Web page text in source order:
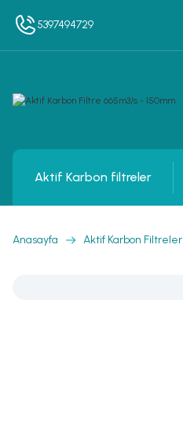
5397494729
Aktif Karbon filtreler
Anasayfa Aktif Karbon Filtreler